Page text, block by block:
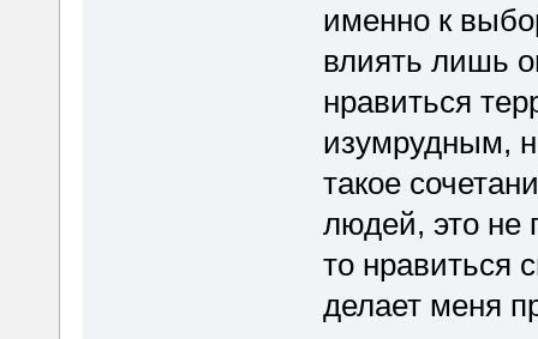
именно к
влиять лишь
нравиться
изумрудным,
такое
людей, это не
то нравиться
делает меня